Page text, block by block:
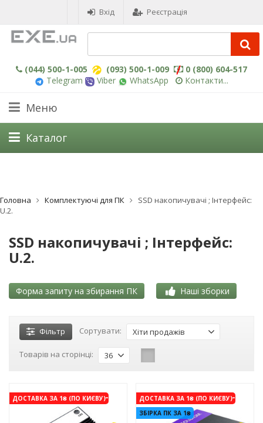
Вхід Реєстрація
(044) 500-1-005 (093) 500-1-009
0 (800) 604-517
Telegram
Viber WhatsApp Контакти...
Меню
Каталог
Головна Комплектуючі для ПК
SSD накопичувачі ; Інтерфейс:
U.2.
SSD накопичувачі ; Інтерфейс:
U.2.
Форма запиту на збирання ПК Наші зборки
Фільтр Сортувати: Хіти продажів
Товарів на сторінці: 36
ДОСТАВКА ЗА 1₴ (ПО КИЄВУ)-3%
ДОСТАВКА ЗА 1₴ (ПО КИЄВУ)
ЗБІРКА ПК ЗА 1₴
-3%